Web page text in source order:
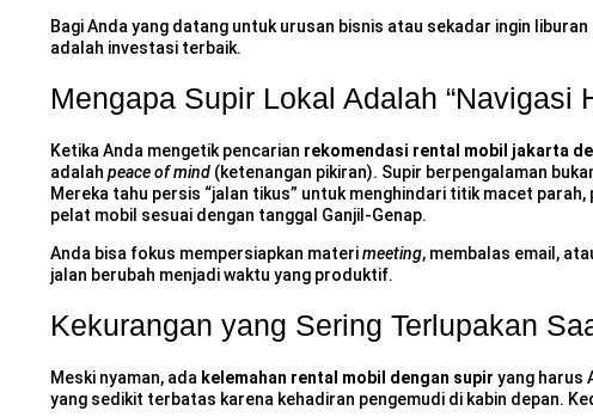
Bagi Anda yang datang untuk urusan bisnis atau sekadar ingin
adalah investasi terbaik.
Mengapa Supir Lokal Adalah “Navigasi
Ketika Anda mengetik pencarian rekomendasi rental mobil jakarta
adalah peace of mind (ketenangan pikiran). Supir berpengalaman
Mereka tahu persis “jalan tikus” untuk menghindari titik macet
pelat mobil sesuai dengan tanggal Ganjil-Genap.
Anda bisa fokus mempersiapkan materimeeting, membalas email,
jalan berubah menjadi waktu yang produktif.
Kekurangan yang Sering Terlupakan
Meski nyaman, ada kelemahan rental mobil dengan supir yang harus
yang sedikit terbatas karena kehadiran pengemudi di kabin depan.